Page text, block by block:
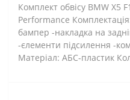
Комплект обвісу BMW X5
Performance
бампер -накладка на
-єлементи підсилення -
Матеріал: АБС-пластик